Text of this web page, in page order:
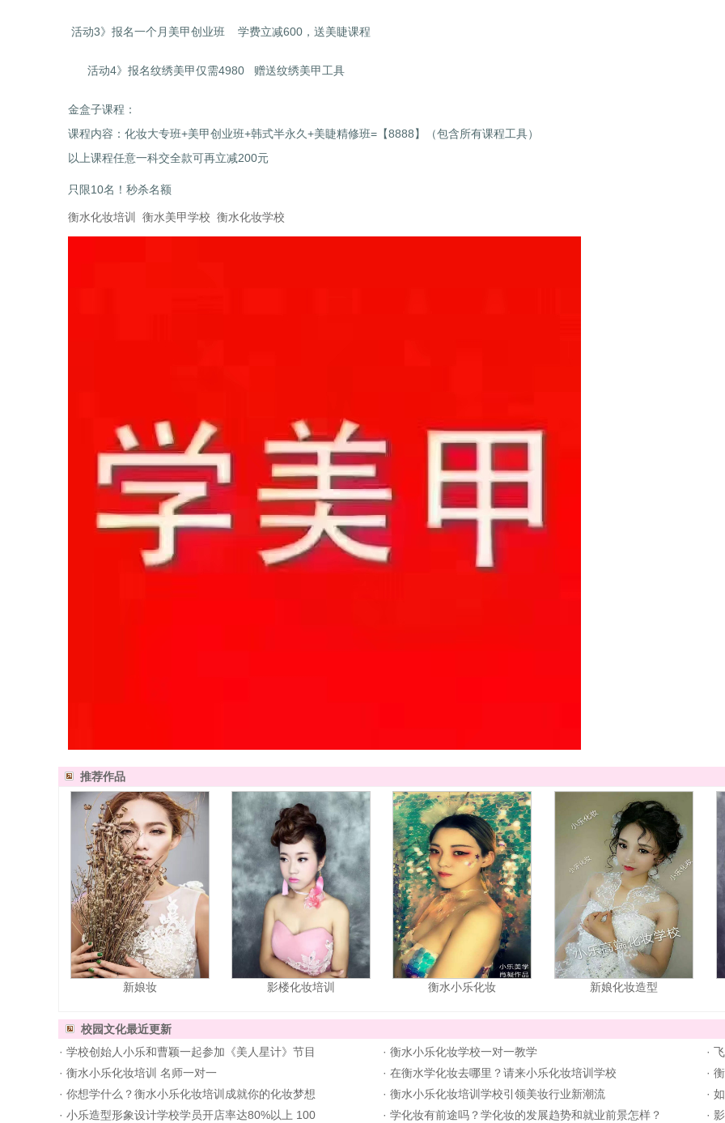
活动3》报名一个月美甲创业班 学费立减600，送美睫课程
活动4》报名纹绣美甲仅需4980 赠送纹绣美甲工具
金盒子课程：
课程内容：化妆大专班+美甲创业班+韩式半永久+美睫精修班=【8888】（包含所有课程工具）
以上课程任意一科交全款可再立减200元
只限10名！秒杀名额
衡水化妆培训 衡水美甲学校 衡水化妆学校
推荐作品
新娘妆 影楼化妆培训 衡水小乐化妆 新娘化妆造型
校园文化最近更新
· 学校创始人小乐和曹颖一起参加《美人星计》节目 · 衡水小乐化妆学校一对一教学 ·
· 衡水小乐化妆培训 名师一对一 · 在衡水学化妆去哪里？请来小乐化妆培训学校 ·
· 你想学什么？衡水小乐化妆培训成就你的化妆梦想 · 衡水小乐化妆培训学校引领美妆行业新潮流 ·
· 小乐造型形象设计学校学员开店率达80%以上 100 · 学化妆有前途吗？学化妆的发展趋势和就业前景怎样？ ·